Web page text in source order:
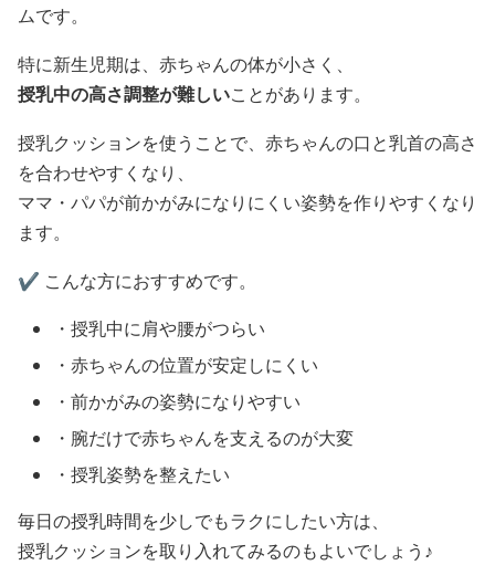
ムです。
特に新生児期は、赤ちゃんの体が小さく、
授乳中の高さ調整が難しいことがあります。
授乳クッションを使うことで、赤ちゃんの口と乳首の高さ
を合わせやすくなり、
ママ・パパが前かがみになりにくい姿勢を作りやすくなり
ます。
✔️ こんな方におすすめです。
・授乳中に肩や腰がつらい
・赤ちゃんの位置が安定しにくい
・前かがみの姿勢になりやすい
・腕だけで赤ちゃんを支えるのが大変
・授乳姿勢を整えたい
毎日の授乳時間を少しでもラクにしたい方は、
授乳クッションを取り入れてみるのもよいでしょう♪